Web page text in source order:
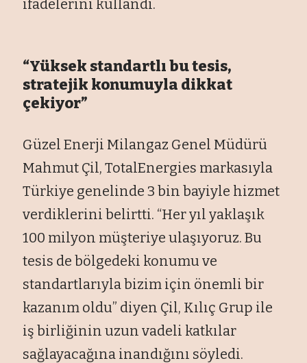
ifadelerini kullandı.
“Yüksek standartlı bu tesis,
stratejik konumuyla dikkat
çekiyor”
Güzel Enerji Milangaz Genel Müdürü
Mahmut Çil, TotalEnergies markasıyla
Türkiye genelinde 3 bin bayiyle hizmet
verdiklerini belirtti. “Her yıl yaklaşık
100 milyon müşteriye ulaşıyoruz. Bu
tesis de bölgedeki konumu ve
standartlarıyla bizim için önemli bir
kazanım oldu” diyen Çil, Kılıç Grup ile
iş birliğinin uzun vadeli katkılar
sağlayacağına inandığını söyledi.